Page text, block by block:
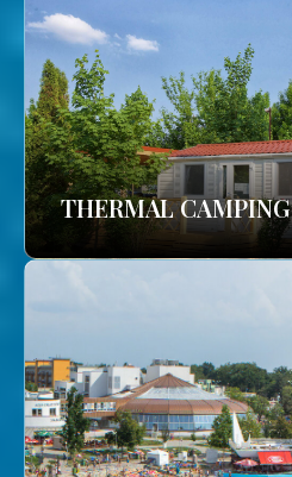
THERMAL CAMPING